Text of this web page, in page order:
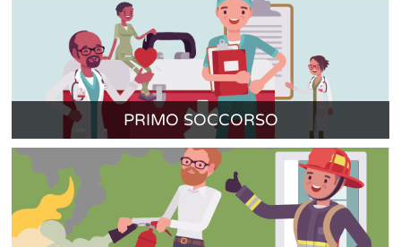
PRIMO SOCCORSO